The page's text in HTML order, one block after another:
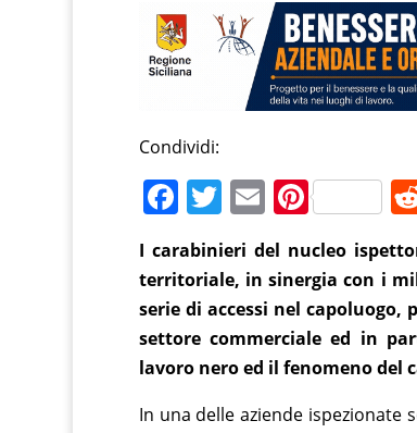
Condividi:
F
a
c
e
b
o
o
T
w
itt
er
E
m
ai
l
Pi
nt
er
e
st
I carabinieri del nucleo
territoriale, in sinergia con i
serie di accessi nel
settore commerciale ed in
lavoro nero ed il fenomeno del
In una delle aziende